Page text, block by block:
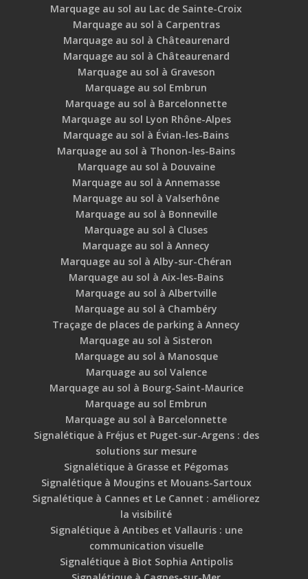
Marquage au sol au Lac de Sainte-Croix
Marquage au sol à Carpentras
Marquage au sol à Châteaurenard
Marquage au sol à Châteaurenard
Marquage au sol à Graveson
Marquage au sol Embrun
Marquage au sol à Barcelonnette
Marquage au sol Lyon Rhône-Alpes
Marquage au sol à Évian-les-Bains
Marquage au sol à Thonon-les-Bains
Marquage au sol à Douvaine
Marquage au sol à Annemasse
Marquage au sol à Valserhône
Marquage au sol à Bonneville
Marquage au sol à Cluses
Marquage au sol à Annecy
Marquage au sol à Alby-sur-Chéran
Marquage au sol à Aix-les-Bains
Marquage au sol à Albertville
Marquage au sol à Chambéry
Traçage de places de parking à Annecy
Marquage au sol à Sisteron
Marquage au sol à Manosque
Marquage au sol Valence
Marquage au sol à Bourg-Saint-Maurice
Marquage au sol Embrun
Marquage au sol à Barcelonnette
Signalétique à Fréjus et Puget-sur-Argens : des
solutions sur mesure
Signalétique à Grasse et Pégomas
Signalétique à Mougins et Mouans-Sartoux
Signalétique à Cannes et Le Cannet : améliorez
la visibilité
Signalétique à Antibes et Vallauris : une
communication visuelle
Signalétique à Biot Sophia Antipolis